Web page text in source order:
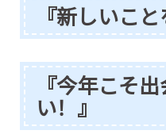
『新しいこ
『今年こそ
い！』